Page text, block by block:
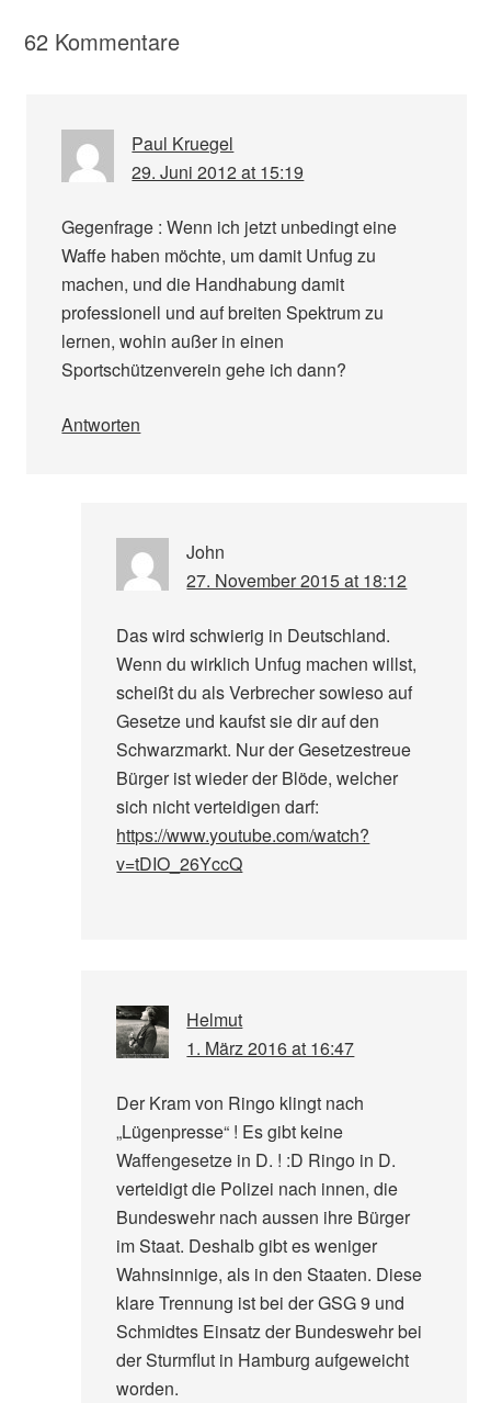
62 Kommentare
Paul Kruegel
29. Juni 2012 at 15:19
Gegenfrage : Wenn ich jetzt unbedingt eine
Waffe haben möchte, um damit Unfug zu
machen, und die Handhabung damit
professionell und auf breiten Spektrum zu
lernen, wohin außer in einen
Sportschützenverein gehe ich dann?
Antworten
John
27. November 2015 at 18:12
Das wird schwierig in Deutschland.
Wenn du wirklich Unfug machen willst,
scheißt du als Verbrecher sowieso auf
Gesetze und kaufst sie dir auf den
Schwarzmarkt. Nur der Gesetzestreue
Bürger ist wieder der Blöde, welcher
sich nicht verteidigen darf:
https://www.youtube.com/watch?
v=tDIO_26YccQ
Helmut
1. März 2016 at 16:47
Der Kram von Ringo klingt nach
„Lügenpresse“ ! Es gibt keine
Waffengesetze in D. ! :D Ringo in D.
verteidigt die Polizei nach innen, die
Bundeswehr nach aussen ihre Bürger
im Staat. Deshalb gibt es weniger
Wahnsinnige, als in den Staaten. Diese
klare Trennung ist bei der GSG 9 und
Schmidtes Einsatz der Bundeswehr bei
der Sturmflut in Hamburg aufgeweicht
worden.